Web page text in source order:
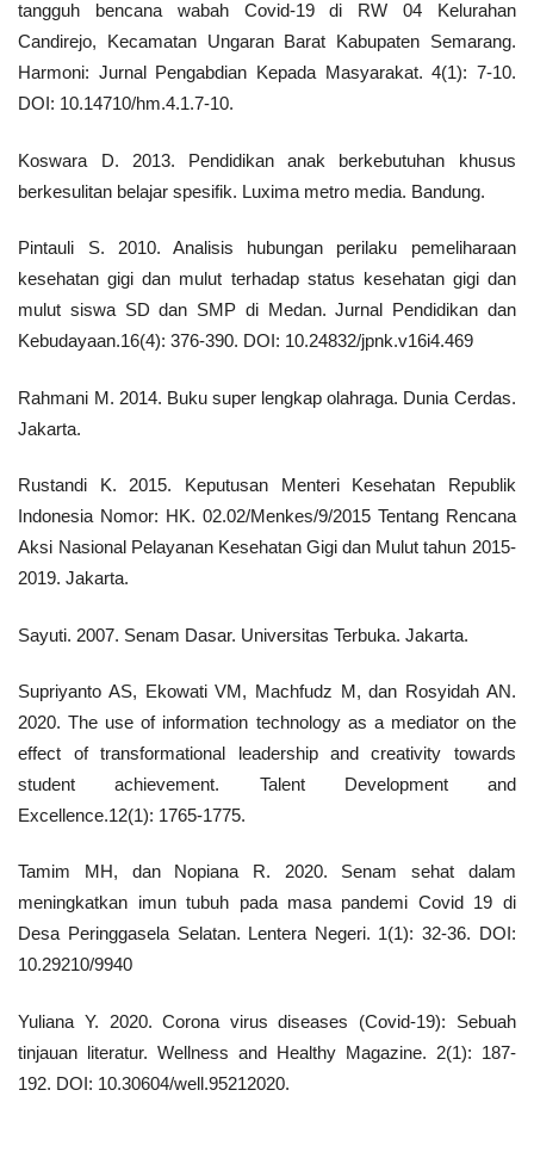
tangguh bencana wabah Covid-19 di RW 04 Kelurahan
Candirejo, Kecamatan Ungaran Barat Kabupaten Semarang.
Harmoni: Jurnal Pengabdian Kepada Masyarakat. 4(1): 7-10.
DOI: 10.14710/hm.4.1.7-10.
Koswara D. 2013. Pendidikan anak berkebutuhan khusus
berkesulitan belajar spesifik. Luxima metro media. Bandung.
Pintauli S. 2010. Analisis hubungan perilaku pemeliharaan
kesehatan gigi dan mulut terhadap status kesehatan gigi dan
mulut siswa SD dan SMP di Medan. Jurnal Pendidikan dan
Kebudayaan.16(4): 376-390. DOI: 10.24832/jpnk.v16i4.469
Rahmani M. 2014. Buku super lengkap olahraga. Dunia Cerdas.
Jakarta.
Rustandi K. 2015. Keputusan Menteri Kesehatan Republik
Indonesia Nomor: HK. 02.02/Menkes/9/2015 Tentang Rencana
Aksi Nasional Pelayanan Kesehatan Gigi dan Mulut tahun 2015-
2019. Jakarta.
Sayuti. 2007. Senam Dasar. Universitas Terbuka. Jakarta.
Supriyanto AS, Ekowati VM, Machfudz M, dan Rosyidah AN.
2020. The use of information technology as a mediator on the
effect of transformational leadership and creativity towards
student achievement. Talent Development and
Excellence.12(1): 1765-1775.
Tamim MH, dan Nopiana R. 2020. Senam sehat dalam
meningkatkan imun tubuh pada masa pandemi Covid 19 di
Desa Peringgasela Selatan. Lentera Negeri. 1(1): 32-36. DOI:
10.29210/9940
Yuliana Y. 2020. Corona virus diseases (Covid-19): Sebuah
tinjauan literatur. Wellness and Healthy Magazine. 2(1): 187-
192. DOI: 10.30604/well.95212020.